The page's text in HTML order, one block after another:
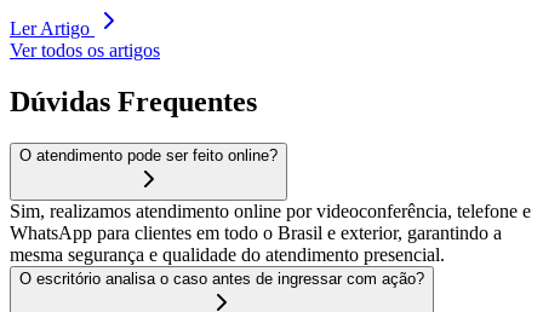
Ler Artigo
Ver todos os artigos
Dúvidas Frequentes
O atendimento pode ser feito online?
Sim, realizamos atendimento online por videoconferência, telefone e
WhatsApp para clientes em todo o Brasil e exterior, garantindo a
mesma segurança e qualidade do atendimento presencial.
O escritório analisa o caso antes de ingressar com ação?